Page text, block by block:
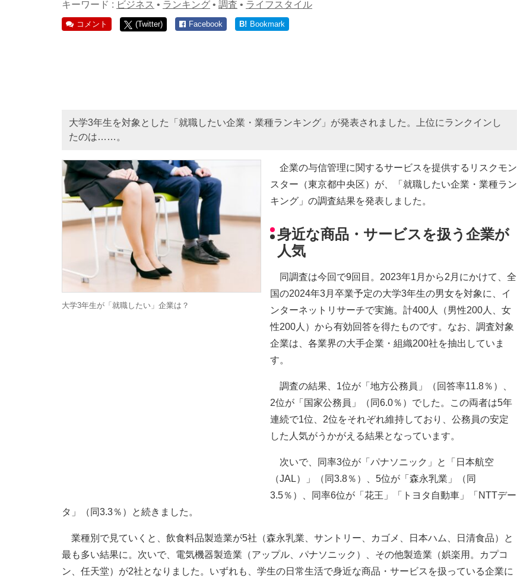
キーワード : ビジネス • ランキング • 調査 • ライフスタイル
コメント (Twitter) Facebook B! Bookmark
大学3年生を対象とした「就職したい企業・業種ランキング」が発表されました。上位にランクインし
たのは……。
大学3年生が「就職したい」企業は？
企業の与信管理に関するサービスを提供するリスクモン
スター（東京都中央区）が、「就職したい企業・業種ラン
キング」の調査結果を発表しました。
身近な商品・サービスを扱う企業が
人気
同調査は今回で9回目。2023年1月から2月にかけて、全
国の2024年3月卒業予定の大学3年生の男女を対象に、イ
ンターネットリサーチで実施。計400人（男性200人、女
性200人）から有効回答を得たものです。なお、調査対象
企業は、各業界の大手企業・組織200社を抽出していま
す。
調査の結果、1位が「地方公務員」（回答率11.8％）、
2位が「国家公務員」（同6.0％）でした。この両者は5年
連続で1位、2位をそれぞれ維持しており、公務員の安定
した人気がうかがえる結果となっています。
次いで、同率3位が「パナソニック」と「日本航空
（JAL）」（同3.8％）、5位が「森永乳業」（同
3.5％）、同率6位が「花王」「トヨタ自動車」「NTTデー
タ」（同3.3％）と続きました。
業種別で見ていくと、飲食料品製造業が5社（森永乳業、サントリー、カゴメ、日本ハム、日清食品）と
最も多い結果に。次いで、電気機器製造業（アップル、パナソニック）、その他製造業（娯楽用。カプコ
ン、任天堂）が2社となりました。いずれも、学生の日常生活で身近な商品・サービスを扱っている企業に